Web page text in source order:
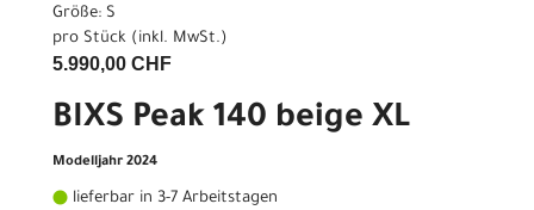
Größe: S
pro Stück (inkl. MwSt.)
5.990,00 CHF
BIXS Peak 140 beige XL
Modelljahr 2024
lieferbar in 3-7 Arbeitstagen